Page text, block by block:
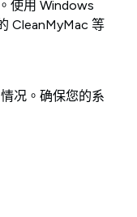
使用 Windows
CleanMyMac 等
况。确保您的系